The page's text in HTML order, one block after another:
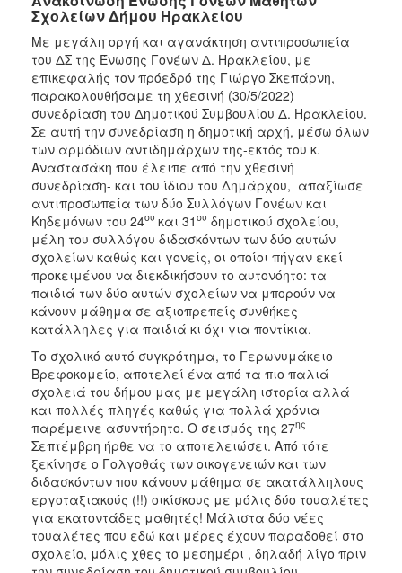
2022
2021
2020
2019
2018
2017
2016
2015
2013
2012
2011
2010
2006
ΤΟΠΟΣ
ΠΟΛΙΤΙΣΜΟΣ
ΑΝΘΕΚΤΙΚΗ
ΠΟΛΗ
Σχολείων Δήμου Ηρακλείου
Με μεγάλη οργή και αγανάκτηση αντιπροσωπεία
του ΔΣ της Ένωσης Γονέων Δ. Ηρακλείου, με
επικεφαλής τον πρόεδρό της Γιώργο Σκεπάρνη,
παρακολουθήσαμε τη χθεσινή (30/5/2022)
συνεδρίαση του Δημοτικού Συμβουλίου Δ. Ηρακλείου.
Σε αυτή την συνεδρίαση η δημοτική αρχή, μέσω όλων
των αρμόδιων αντιδημάρχων της-εκτός του κ.
Αναστασάκη που έλειπε από την χθεσινή
συνεδρίαση- και του ίδιου του Δημάρχου, απαξίωσε
αντιπροσωπεία των δύο Συλλόγων Γονέων και
Κηδεμόνων του 24ου και 31 ου δημοτικού σχολείου,
μέλη του συλλόγου διδασκόντων των δύο αυτών
σχολείων καθώς και γονείς, οι οποίοι πήγαν εκεί
προκειμένου να διεκδικήσουν το αυτονόητο: τα
παιδιά των δύο αυτών σχολείων να μπορούν να
κάνουν μάθημα σε αξιοπρεπείς συνθήκες
κατάλληλες για παιδιά κι όχι για ποντίκια.
Το σχολικό αυτό συγκρότημα, το Γερωνυμάκειο
Βρεφοκομείο, αποτελεί ένα από τα πιο παλιά
σχολειά του δήμου μας με μεγάλη ιστορία αλλά
και πολλές πληγές καθώς για πολλά χρόνια
παρέμεινε ασυντήρητο. Ο σεισμός της 27ης
Σεπτέμβρη ήρθε να το αποτελειώσει. Από τότε
ξεκίνησε ο Γολγοθάς των οικογενειών και των
διδασκόντων που κάνουν μάθημα σε ακατάλληλους
εργοταξιακούς (!!) οικίσκους με μόλις δύο τουαλέτες
για εκατοντάδες μαθητές! Μάλιστα δύο νέες
τουαλέτες που εδώ και μέρες έχουν παραδοθεί στο
σχολείο, μόλις χθες το μεσημέρι , δηλαδή λίγο πριν